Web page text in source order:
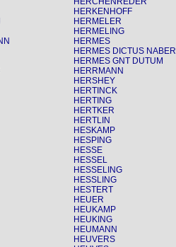
HERKENHOFF
HERMELER
HERMELING
HERMES
HERMES DICTUS NABER
HERMES GNT DUTUM
HERRMANN
HERSHEY
HERTINCK
HERTING
HERTKER
HERTLIN
HESKAMP
HESPING
HESSE
HESSEL
HESSELING
HESSLING
HESTERT
HEUER
HEUKAMP
HEUKING
HEUMANN
HEUVERS